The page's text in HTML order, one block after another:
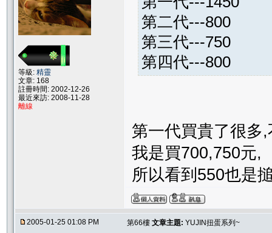
等級: 精靈
文章: 168
註冊時間: 2002-12-26
最近來訪: 2008-11-28
離線
第二代---800
第三代---750
第四代---800
第一代買貴了很多
我是買700,750元,
所以看到550也是
2005-01-25 01:08 PM 第66樓 文章主題: YUJIN扭蛋系列~